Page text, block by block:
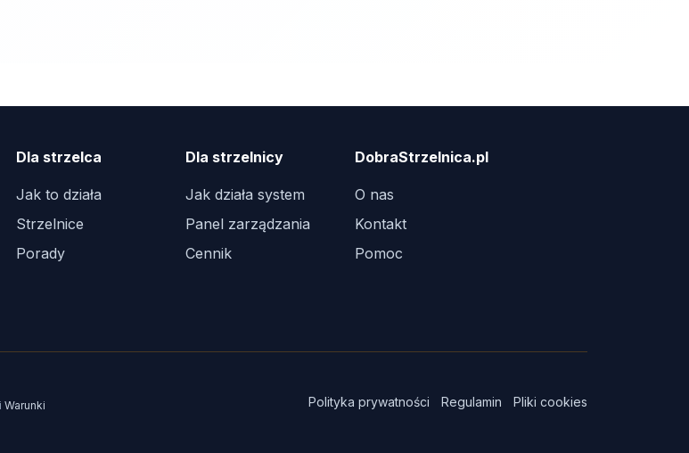
Dla strzelca
Jak to działa
Strzelnice
Porady
Dla strzelnicy
Jak działa system
Panel zarządzania
Cennik
DobraStrzelnica.pl
O nas
Kontakt
Pomoc
i Warunki
Polityka prywatności Regulamin Pliki cookies